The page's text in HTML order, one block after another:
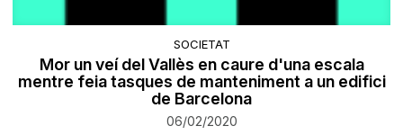
SOCIETAT
Mor un veí del Vallès en caure d'una escala
mentre feia tasques de manteniment a un edifici
de Barcelona
06/02/2020